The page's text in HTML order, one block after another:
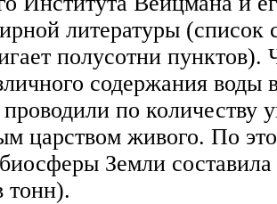
литературы (список
полусотни
содержания воды
по количеству
царством живого. По
Земли
тонн).